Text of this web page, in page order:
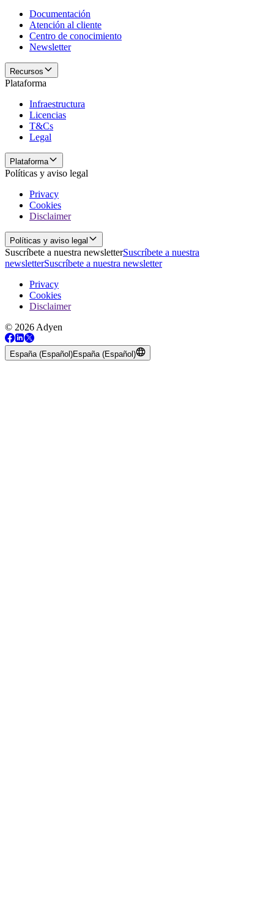
Documentación
Atención al cliente
Centro de conocimiento
Newsletter
Recursos
Plataforma
Infraestructura
Licencias
T&Cs
Legal
Plataforma
Políticas y aviso legal
Privacy
Cookies
Disclaimer
Políticas y aviso legal
Suscríbete a nuestra newsletterSuscríbete a nuestra
newsletterSuscríbete a nuestra newsletter
Privacy
Cookies
Disclaimer
© 2026 Adyen
España (Español)España (Español)